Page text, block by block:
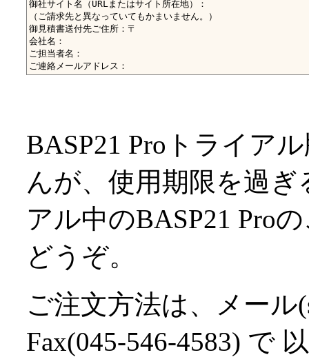
御社サイト名（URLまたはサイト所在地）：
（ご請求先と異なっていてもかまいません。）
御見積書送付先ご住所：〒
会社名：
ご担当者名：
BASP21 Proトライア
んが、使用期限を過
アル中のBASP21 Pro
どうぞ。
ご注文方法は、メール
Fax(045-546-4583) で